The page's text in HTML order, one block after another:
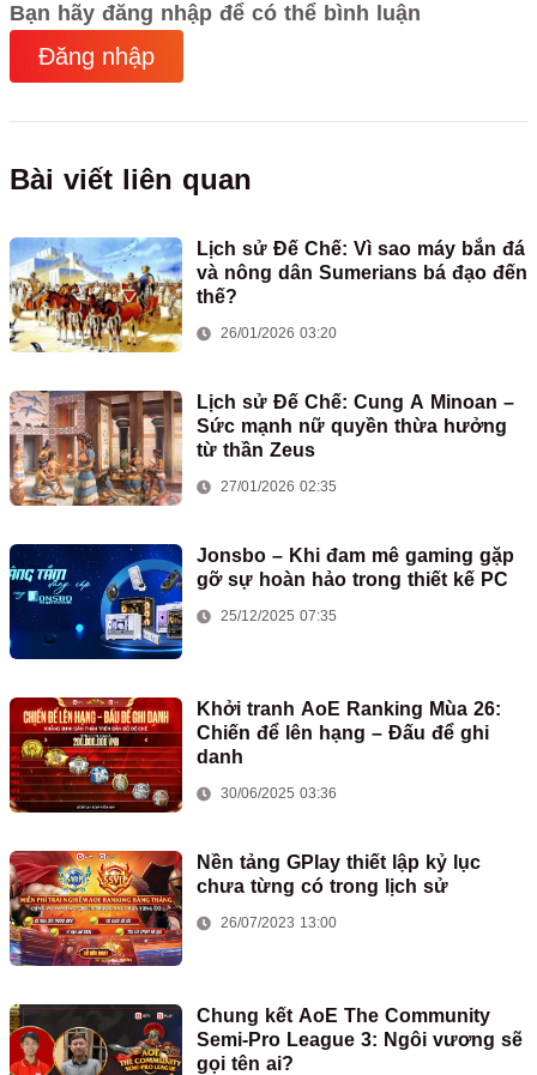
Bạn hãy đăng nhập để có thể bình luận
Đăng nhập
Bài viết liên quan
Lịch sử Đế Chế: Vì sao máy bắn đá
và nông dân Sumerians bá đạo đến
thế?
26/01/2026 03:20
Lịch sử Đế Chế: Cung A Minoan –
Sức mạnh nữ quyền thừa hưởng
từ thần Zeus
27/01/2026 02:35
Jonsbo – Khi đam mê gaming gặp
gỡ sự hoàn hảo trong thiết kế PC
25/12/2025 07:35
Khởi tranh AoE Ranking Mùa 26:
Chiến để lên hạng – Đấu để ghi
danh
30/06/2025 03:36
Nền tảng GPlay thiết lập kỷ lục
chưa từng có trong lịch sử
26/07/2023 13:00
Chung kết AoE The Community
Semi-Pro League 3: Ngôi vương sẽ
gọi tên ai?